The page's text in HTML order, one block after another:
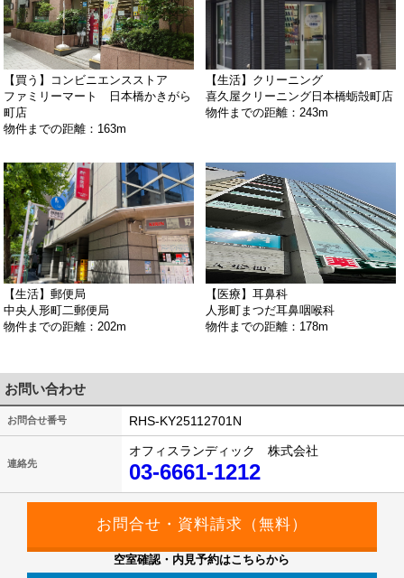
【買う】コンビニエンスストア
ファミリーマート 日本橋かきがら
町店
物件までの距離：163m
【生活】クリーニング
喜久屋クリーニング日本橋蛎殻町店
物件までの距離：243m
【生活】郵便局
中央人形町二郵便局
物件までの距離：202m
【医療】耳鼻科
人形町まつだ耳鼻咽喉科
物件までの距離：178m
お問い合わせ
お問合せ番号 RHS-KY25112701N
連絡先
オフィスランディック 株式会社
03-6661-1212
空室確認・内見予約はこちらから